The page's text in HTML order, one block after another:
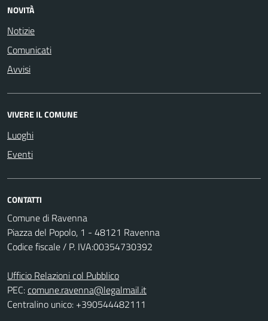
NOVITÀ
Notizie
Comunicati
Avvisi
VIVERE IL COMUNE
Luoghi
Eventi
CONTATTI
Comune di Ravenna
Piazza del Popolo, 1 - 48121 Ravenna
Codice fiscale / P. IVA:00354730392
Ufficio Relazioni col Pubblico
PEC:comune.ravenna@legalmail.it
Centralino unico: +390544482111